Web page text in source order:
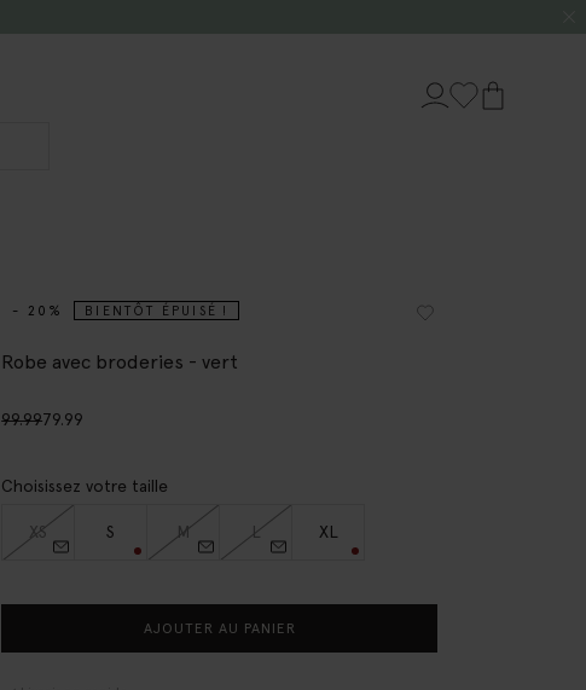
- 20% BIENTÔT ÉPUISÉ !
Robe avec broderies - vert
99.9979.99
Choisissez votre taille
XS S M L XL
AJOUTER AU PANIER